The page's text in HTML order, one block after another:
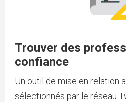
Trouver des
confiance
Un outil de mise en relation
sélectionnés par le réseau